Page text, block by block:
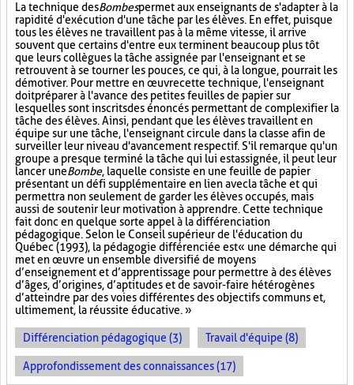
La technique desBombespermet aux enseignants de s'adapter à la
rapidité d'exécution d'une tâche par les élèves. En effet, puisque
tous les élèves ne travaillent pas à la même vitesse, il arrive
souvent que certains d'entre eux terminent beaucoup plus tôt
que leurs collègues la tâche assignée par l'enseignant et se
retrouvent à se tourner les pouces, ce qui, à la longue, pourrait les
démotiver. Pour mettre en œuvre cette technique, l'enseignant
doit préparer à l'avance des petites feuilles de papier sur
lesquelles sont inscrits des énoncés permettant de complexifier la
tâche des élèves. Ainsi, pendant que les élèves travaillent en
équipe sur une tâche, l'enseignant circule dans la classe afin de
surveiller leur niveau d'avancement respectif. S'il remarque qu'un
groupe a presque terminé la tâche qui lui est assignée, il peut leur
lancer uneBombe, laquelle consiste en une feuille de papier
présentant un défi supplémentaire en lien avec la tâche et qui
permettra non seulement de garder les élèves occupés, mais
aussi de soutenir leur motivation à apprendre. Cette technique
fait donc en quelque sorte appel à la différenciation
pédagogique. Selon le Conseil supérieur de l'éducation du
Québec (1993), la pédagogie différenciée est « une démarche qui
met en œuvre un ensemble diversifié de moyens
d’enseignement et d’apprentissage pour permettre à des élèves
d’âges, d’origines, d’aptitudes et de savoir-faire hétérogènes
d’atteindre par des voies différentes des objectifs communs et,
ultimement, la réussite éducative. »
Différenciation pédagogique (3) Travail d'équipe (8)
Approfondissement des connaissances (17)